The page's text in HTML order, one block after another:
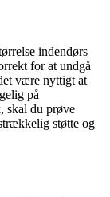
indendørs
for at undgå
være nyttigt at
på
skal du prøve
støtte og